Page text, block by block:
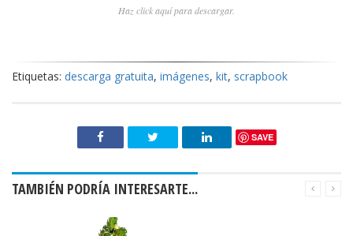
Haz click aquí para descargar.
Etiquetas: descarga gratuita, imágenes, kit, scrapbook
SAVE
TAMBIÉN PODRÍA INTERESARTE...